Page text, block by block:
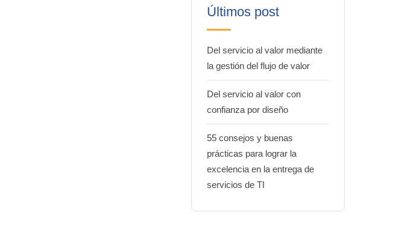
Últimos post
Del servicio al valor mediante
la gestión del flujo de valor
Del servicio al valor con
confianza por diseño
55 consejos y buenas
prácticas para lograr la
excelencia en la entrega de
servicios de TI